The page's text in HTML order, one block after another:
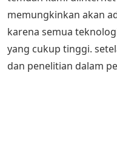
memungkinkan akan
karena semua
yang cukup tinggi.
dan penelitian dalam